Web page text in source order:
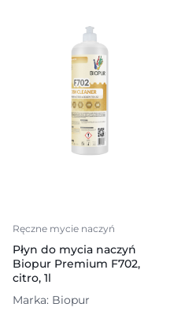
Ręczne mycie naczyń
Płyn do mycia naczyń
Biopur Premium F702,
citro, 1l
Marka: Biopur